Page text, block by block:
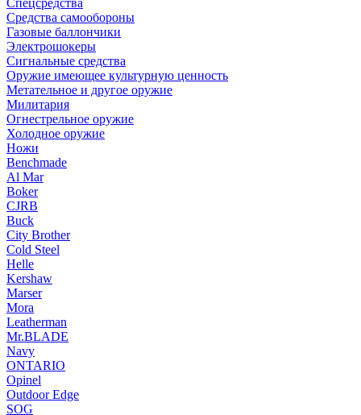
Спецсредства
Средства самообороны
Газовые баллончики
Электрошокеры
Сигнальные средства
Оружие имеющее культурную ценность
Метательное и другое оружие
Милитария
Огнестрельное оружие
Холодное оружие
Ножи
Benchmade
Al Mar
Boker
CJRB
Buck
City Brother
Cold Steel
Helle
Kershaw
Marser
Mora
Leatherman
Mr.BLADE
Navy
ONTARIO
Opinel
Outdoor Edge
SOG